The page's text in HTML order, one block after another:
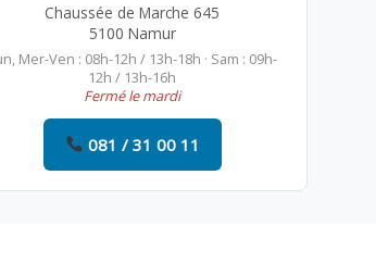
Chaussée de Marche 645
5100 Namur
Mer-Ven : 08h-12h / 13h-18h · Sam : 09h-
12h / 13h-16h
Fermé le mardi
081 / 31 00 11